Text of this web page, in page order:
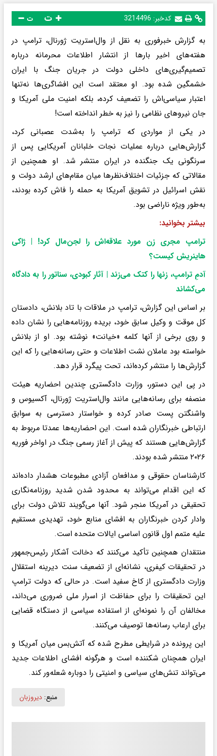
کدخبر: 3214496 ت
به گزارش خبرفوری به نقل از وال‌استریت ژورنال، ترامپ در
هفته‌های اخیر بارها از انتشار اطلاعات محرمانه درباره
تصمیم‌گیری‌های داخلی دولت در جریان جنگ با ایران
خشمگین شده بود. او معتقد است این افشاگری‌ها نه‌تنها
اعتبار سیاسی‌اش را تضعیف کرده، بلکه امنیت ملی آمریکا و
جان نیروهای نظامی را نیز به خطر انداخته است!
در یکی از مواردی که ترامپ را به‌شدت عصبانی کرد،
گزارش‌هایی درباره عملیات نجات خلبانان آمریکایی پس از
سرنگونی یک جنگنده در ایران منتشر شد. او همچنین از
مقالاتی که جزئیات اختلاف‌نظرها میان مقام‌های ارشد دولت و
نقش اسرائیل در تشویق آمریکا به حمله را فاش کرده بودند،
به‌طور ویژه ناراضی بود.
بیشتر بخوانید:
ترامپ مجری زن مورد علاقه‌اش را لجن‌مال کرد! | ژاکی
هاینریش کیست؟
آدمِ ترامپ، زنها را کتک می‌زند | آثار کبودی، سناتور را به دادگاه
می‌کشاند
بر اساس این گزارش، ترامپ در ملاقات با تاد بلانش، دادستان
کل موقت و وکیل سابق خود، بریده روزنامه‌هایی را نشان داده
و روی برخی از آنها کلمه «خیانت» نوشته بود. او از بلانش
خواسته بود عاملان نشت اطلاعات و حتی رسانه‌هایی را که این
گزارش‌ها را منتشر کرده‌اند، تحت پیگرد قرار دهد.
در پی این دستور، وزارت دادگستری چندین احضاریه هیئت
منصفه برای رسانه‌هایی مانند وال‌استریت ژورنال، آکسیوس و
واشنگتن پست صادر کرده و خواستار دسترسی به سوابق
ارتباطی خبرنگاران شده است. این احضاریه‌ها عمدتا مربوط به
گزارش‌هایی هستند که پیش از آغاز رسمی جنگ در اواخر فوریه
۲۰۲۶ منتشر شده بودند.
کارشناسان حقوقی و مدافعان آزادی مطبوعات هشدار داده‌اند
که این اقدام می‌تواند به محدود شدن شدید روزنامه‌نگاری
تحقیقی در آمریکا منجر شود. آنها می‌گویند تلاش دولت برای
وادار کردن خبرنگاران به افشای منابع خود، تهدیدی مستقیم
علیه متمم اول قانون اساسی ایالات متحده است.
منتقدان همچنین تأکید می‌کنند که دخالت آشکار رئیس‌جمهور
در تحقیقات کیفری، نشانه‌ای از تضعیف سنت دیرینه استقلال
وزارت دادگستری از کاخ سفید است. در حالی که دولت ترامپ
این تحقیقات را برای حفاظت از اسرار ملی ضروری می‌داند،
مخالفان آن را نمونه‌ای از استفاده سیاسی از دستگاه قضایی
برای ارعاب رسانه‌ها توصیف می‌کنند.
این پرونده در شرایطی مطرح شده که آتش‌بس میان آمریکا و
ایران همچنان شکننده است و هرگونه افشای اطلاعات جدید
می‌تواند تنش‌های سیاسی و امنیتی را دوباره شعله‌ور کند.
منبع: دیروزبان